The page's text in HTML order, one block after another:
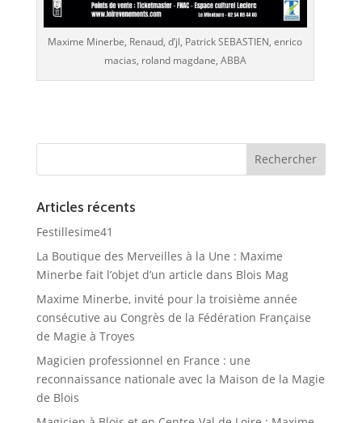
Maxime Minerbe, Renaud, d’jl, Patrick SEBASTIEN, enrico
macias, roland magdane, ABBA
Articles récents
Festillesime41
La Boutique des Merveilles à la Une : Maxime
Minerbe fait l’objet d’un article dans Blois Mag
Maxime Minerbe, invité pour la troisième année
consécutive au Congrès de la Fédération Française
de Magie à Troyes
Magicien professionnel en France : une
reconnaissance nationale avec la Maison de la Magie
de Blois